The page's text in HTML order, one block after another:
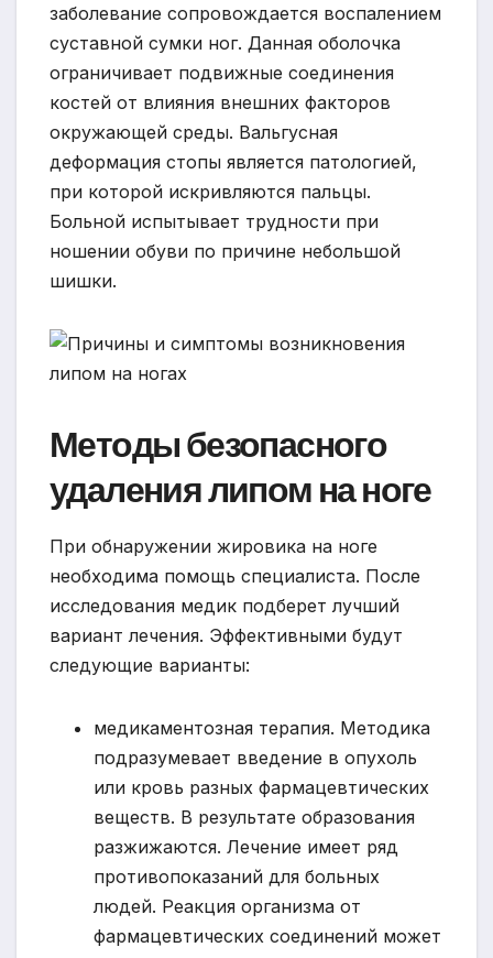
заболевание сопровождается воспалением
суставной сумки ног. Данная оболочка
ограничивает подвижные соединения
костей от влияния внешних факторов
окружающей среды. Вальгусная
деформация стопы является патологией,
при которой искривляются пальцы.
Больной испытывает трудности при
ношении обуви по причине небольшой
шишки.
Методы безопасного
удаления липом на ноге
При обнаружении жировика на ноге
необходима помощь специалиста. После
исследования медик подберет лучший
вариант лечения. Эффективными будут
следующие варианты:
медикаментозная терапия. Методика
подразумевает введение в опухоль
или кровь разных фармацевтических
веществ. В результате образования
разжижаются. Лечение имеет ряд
противопоказаний для больных
людей. Реакция организма от
фармацевтических соединений может